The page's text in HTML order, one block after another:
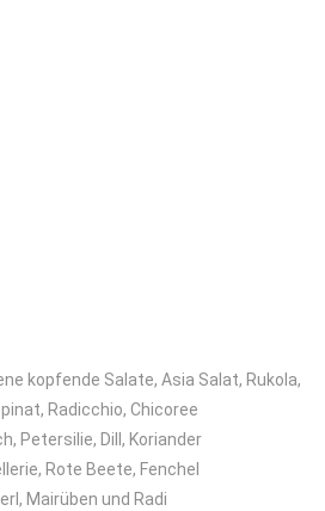
kopfende Salate, Asia Salat, Rukola,
Radicchio, Chicoree
Petersilie, Dill, Koriander
Rote Beete, Fenchel
Mairüben und Radi